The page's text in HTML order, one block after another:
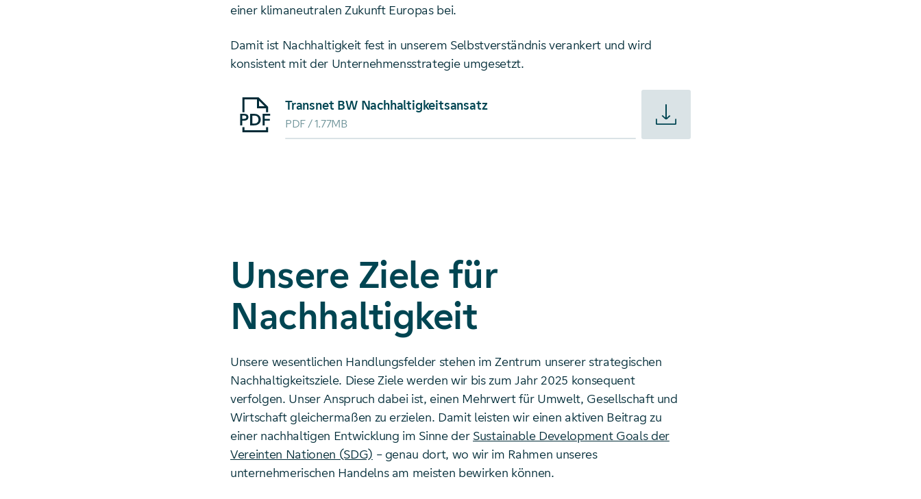
einer klimaneutralen Zukunft Europas bei.
Damit ist Nachhaltigkeit fest in unserem Selbstverständnis verankert und wird
konsistent mit der Unternehmensstrategie umgesetzt.
Starte Download von: Transnet BW Nachhaltigkeitsansatz
Transnet BW Nachhaltigkeitsansatz
PDF 1.77MB
Unsere Ziele für
Nachhaltigkeit
Unsere wesentlichen Handlungsfelder stehen im Zentrum unserer strategischen
Nachhaltigkeitsziele. Diese Ziele werden wir bis zum Jahr 2025 konsequent
verfolgen. Unser Anspruch dabei ist, einen Mehrwert für Umwelt, Gesellschaft und
Wirtschaft gleichermaßen zu erzielen. Damit leisten wir einen aktiven Beitrag zu
einer nachhaltigen Entwicklung im Sinne der Sustainable Development Goals der
Vereinten Nationen (SDG) – genau dort, wo wir im Rahmen unseres
unternehmerischen Handelns am meisten bewirken können.